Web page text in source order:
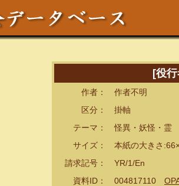
[役
作者： 作者不明
区分： 掛軸
テーマ： 怪異・妖怪・霊
サイズ： 本紙の大きさ
請求記号： YR/1/En
資料ID： 004817110